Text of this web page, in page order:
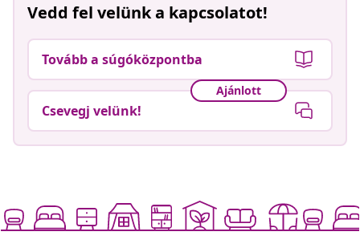
Vedd fel velünk a kapcsolatot!
Tovább a súgóközpontba
Ajánlott
Csevegj velünk!